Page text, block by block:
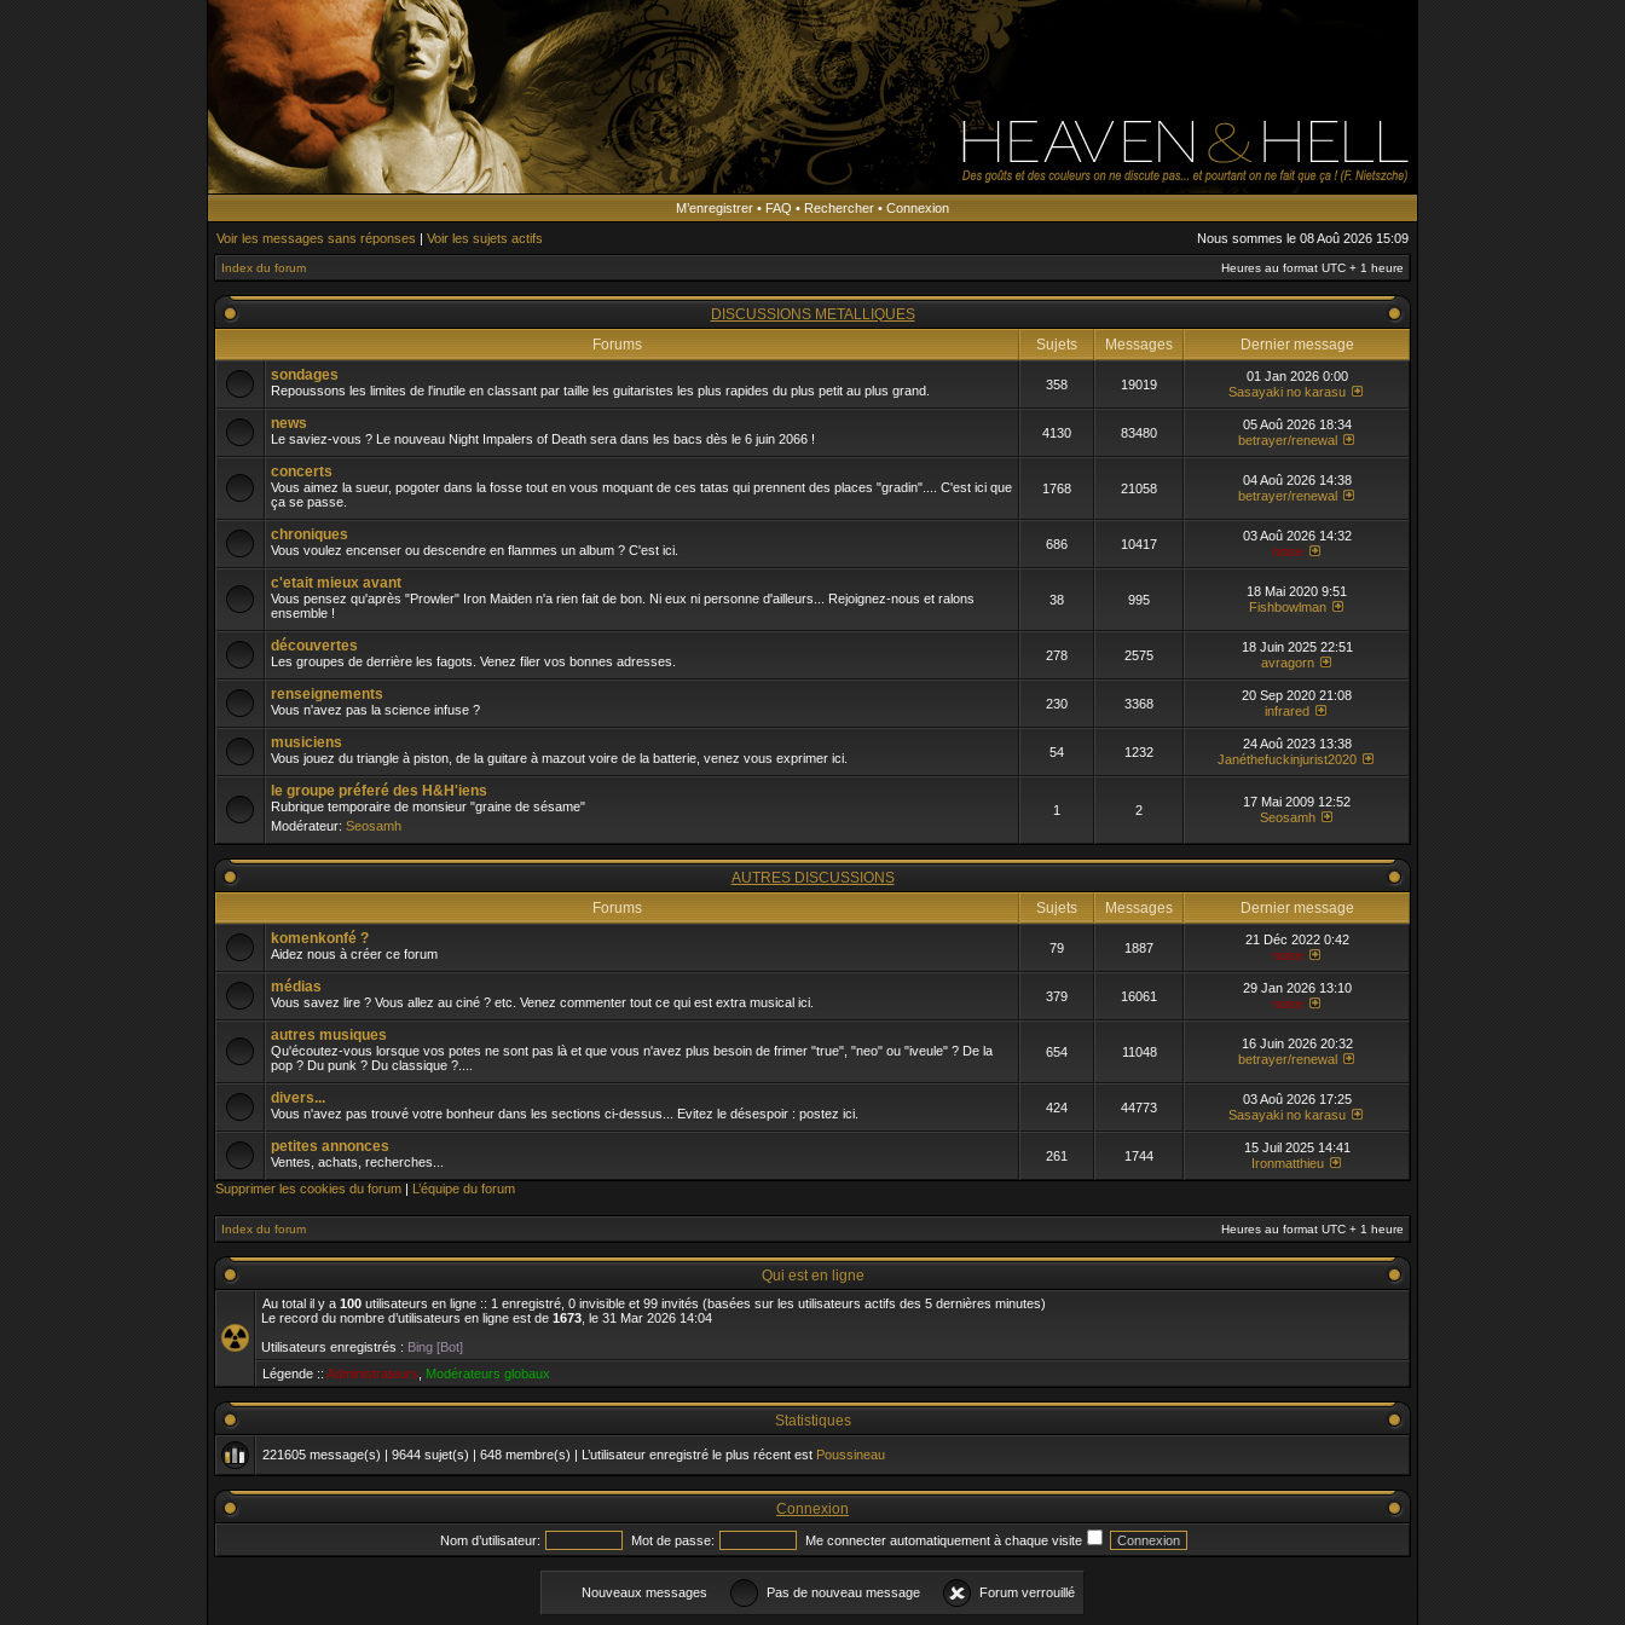
M’enregistrer • FAQ • Rechercher • Connexion
Voir les messages sans réponses | Voir les sujets actifs Nous sommes le 08 Aoû 2026 15:09
Index du forum Heures au format UTC + 1 heure
DISCUSSIONS METALLIQUES
Forums
Sujets Messages
Dernier message
sondages
Repoussons les limites de l'inutile en classant par taille les guitaristes les plus rapides du plus petit au plus grand. 358 19019
01 Jan 2026 0:00
Sasayaki no karasu
news
Le saviez-vous ? Le nouveau Night Impalers of Death sera dans les bacs dès le 6 juin 2066 ! 4130 83480
05 Aoû 2026 18:34
betrayer/renewal
concerts
Vous aimez la sueur, pogoter dans la fosse tout en vous moquant de ces tatas qui prennent des places "gradin".... C'est ici que
ça se passe.
1768 21058
04 Aoû 2026 14:38
betrayer/renewal
chroniques
Vous voulez encenser ou descendre en flammes un album ? C'est ici. 686 10417
03 Aoû 2026 14:32
noise
c'etait mieux avant
Vous pensez qu'après "Prowler" Iron Maiden n'a rien fait de bon. Ni eux ni personne d'ailleurs... Rejoignez-nous et ralons
ensemble !
38 995
18 Mai 2020 9:51
Fishbowlman
découvertes
Les groupes de derrière les fagots. Venez filer vos bonnes adresses. 278 2575
18 Juin 2025 22:51
avragorn
renseignements
Vous n'avez pas la science infuse ? 230 3368
20 Sep 2020 21:08
infrared
musiciens
Vous jouez du triangle à piston, de la guitare à mazout voire de la batterie, venez vous exprimer ici. 54 1232
24 Aoû 2023 13:38
Janéthefuckinjurist2020
le groupe préferé des H&H'iens
Rubrique temporaire de monsieur "graine de sésame"
Modérateur: Seosamh
1 2
17 Mai 2009 12:52
Seosamh
AUTRES DISCUSSIONS
Forums
Sujets Messages
Dernier message
komenkonfé ?
Aidez nous à créer ce forum 79 1887
21 Déc 2022 0:42
noise
médias
Vous savez lire ? Vous allez au ciné ? etc. Venez commenter tout ce qui est extra musical ici. 379 16061
29 Jan 2026 13:10
noise
autres musiques
Qu'écoutez-vous lorsque vos potes ne sont pas là et que vous n'avez plus besoin de frimer "true", "neo" ou "iveule" ? De la
pop ? Du punk ? Du classique ?....
654 11048
16 Juin 2026 20:32
betrayer/renewal
divers...
Vous n'avez pas trouvé votre bonheur dans les sections ci-dessus... Evitez le désespoir : postez ici. 424 44773
03 Aoû 2026 17:25
Sasayaki no karasu
petites annonces
Ventes, achats, recherches... 261 1744
15 Juil 2025 14:41
Ironmatthieu
Supprimer les cookies du forum | L’équipe du forum
Index du forum Heures au format UTC + 1 heure
Qui est en ligne
Au total il y a 100 utilisateurs en ligne :: 1 enregistré, 0 invisible et 99 invités (basées sur les utilisateurs actifs des 5 dernières minutes)
Le record du nombre d’utilisateurs en ligne est de 1673 , le 31 Mar 2026 14:04
Utilisateurs enregistrés : Bing [Bot]
Légende :: Administrateurs Modérateurs globaux
Statistiques
221605 message(s) | 9644 sujet(s) | 648 membre(s) | L’utilisateur enregistré le plus récent est Poussineau
Connexion
Nom d’utilisateur: Mot de passe: Me connecter automatiquement à chaque visite
Nouveaux messages Pas de nouveau message Forum verrouillé